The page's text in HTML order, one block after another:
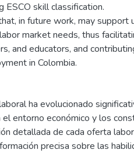
ESCO skill classification.
in future work, may support
market needs, thus
and educators, and
in Colombia.
ha evolucionado
entorno económico y los
detallada de cada oferta
precisa sobre las